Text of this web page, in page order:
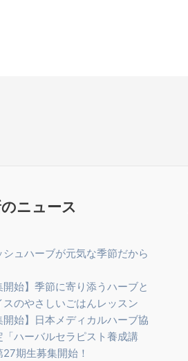
ニュース
シュハーブが元気な季節だから
開始】季節に寄り添うハーブと
スのやさしいごはんレッスン
開始】日本メディカルハーブ協
「ハーバルセラピスト養成講
27期生募集開始！